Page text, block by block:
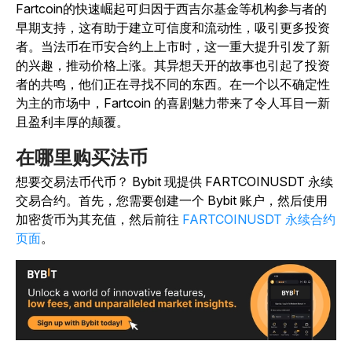
Fartcoin的快速崛起可归因于西吉尔基金等机构参与者的
早期支持，这有助于建立可信度和流动性，吸引更多投资
者。 当法币在币安合约上上市时，这一重大提升引发了新
的兴趣，推动价格上涨。其异想天开的故事也引起了投资
者的共鸣，他们正在寻找不同的东西。在一个以不确定性
为主的市场中，Fartcoin 的喜剧魅力带来了令人耳目一新
且盈利丰厚的颠覆。
在哪里购买法币
想要交易法币代币？ Bybit 现提供 FARTCOINUSDT 永续
交易合约。首先，您需要创建一个 Bybit 账户，然后使用
加密货币为其充值，然后前往 FARTCOINUSDT 永续合约
页面。